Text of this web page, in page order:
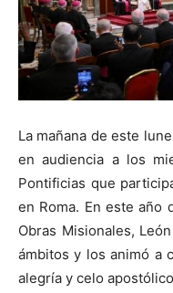
La mañana de este
en audiencia a los
Pontificias que
en Roma. En este año
Obras Misionales,
ámbitos y los animó a
alegría y celo